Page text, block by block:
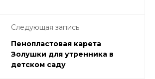
Следующая запись
Пенопластовая карета
Золушки для утренника в
детском саду